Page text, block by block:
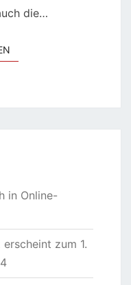
die…
WEITERLESEN
in Online-
zum 1.